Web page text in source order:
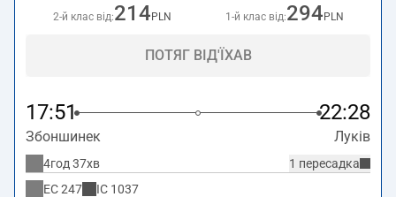
2-й клас від:214 PLN 1-й клас від:294 PLN
ПОТЯГ ВІД'ЇХАВ
17:51 22:28
Збоншинек Луків
1 пересадка
4год 37хв
EC247 IC 1037